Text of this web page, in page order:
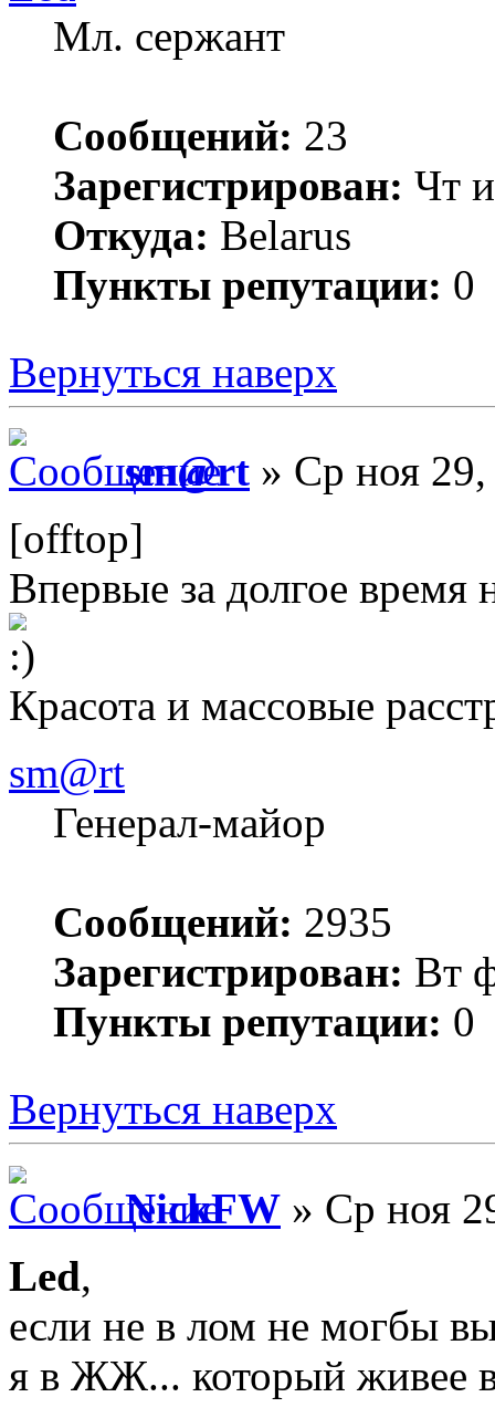
Мл. сержант
Сообщений: 23
Зарегистрирован: Чт
Откуда: Belarus
Пункты репутации: 0
Вернуться наверх
sm@rt » Ср ноя
[offtop]
Впервые за долгое время
Красота и массовые
sm@rt
Генерал-майор
Сообщений: 2935
Зарегистрирован: Вт
Пункты репутации: 0
Вернуться наверх
NickFW » Ср ноя
Led,
если не в лом не могбы
я в ЖЖ... который живее